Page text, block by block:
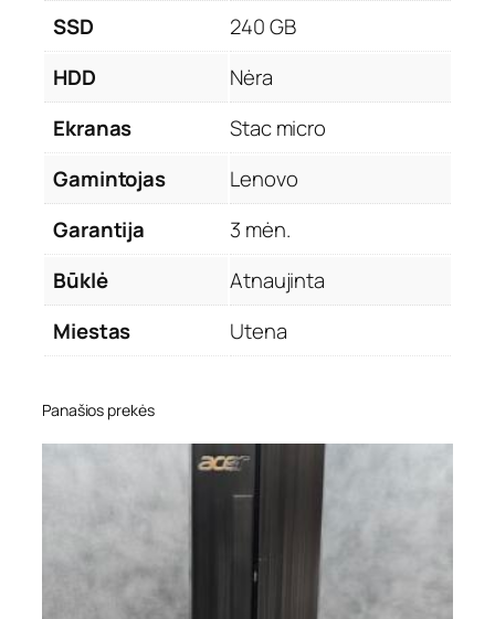
SSD
240 GB
HDD
Nėra
Ekranas
Stac micro
Gamintojas
Lenovo
Garantija
3 mėn.
Būklė
Atnaujinta
Miestas
Utena
Panašios prekės